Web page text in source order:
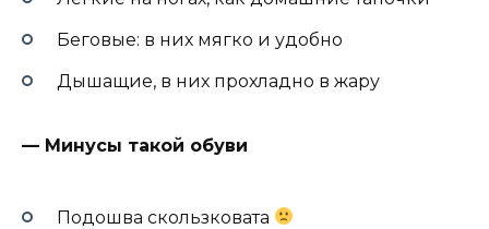
Беговые: в них мягко и удобно
Дышащие, в них прохладно в жару
— Минусы такой обуви
Подошва скользковата